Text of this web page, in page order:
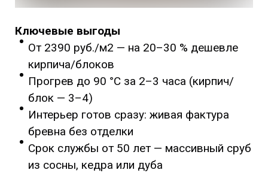
Ключевые выгоды
От 2390 руб./м2 — на 20–30 % дешевле
кирпича/блоков
Прогрев до 90 °C за 2–3 часа (кирпич/
блок — 3–4)
Интерьер готов сразу: живая фактура
бревна без отделки
Срок службы от 50 лет — массивный сруб
из сосны, кедра или дуба